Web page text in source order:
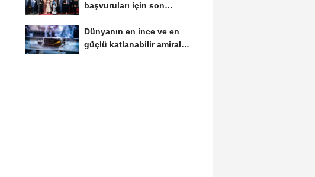
başvuruları için son
Dünyanın en ince ve en
güçlü katlanabilir amiral